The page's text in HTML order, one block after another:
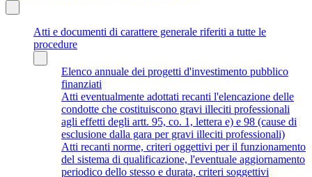
Atti e documenti di carattere generale riferiti a tutte le
procedure
Elenco annuale dei progetti d'investimento pubblico
finanziati
Atti eventualmente adottati recanti l'elencazione delle
condotte che costituiscono gravi illeciti professionali
agli effetti degli artt. 95, co. 1, lettera e) e 98 (cause di
esclusione dalla gara per gravi illeciti professionali)
Atti recanti norme, criteri oggettivi per il funzionamento
del sistema di qualificazione, l'eventuale aggiornamento
periodico dello stesso e durata, criteri soggettivi